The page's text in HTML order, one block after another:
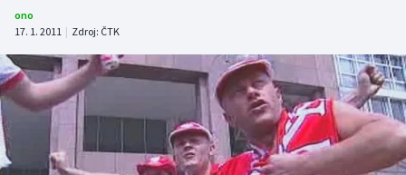
Atletika
Cyklistika
ono
17. 1. 2011 | Zdroj: ČTK